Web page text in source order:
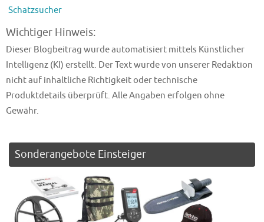
Schatzsucher
Wichtiger Hinweis:
Dieser Blogbeitrag wurde automatisiert mittels Künstlicher
Intelligenz (KI) erstellt. Der Text wurde von unserer Redaktion
nicht auf inhaltliche Richtigkeit oder technische
Produktdetails überprüft. Alle Angaben erfolgen ohne
Gewähr.
Sonderangebote Einsteiger